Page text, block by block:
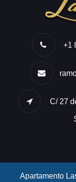
+1
C/ 27
Apartamento